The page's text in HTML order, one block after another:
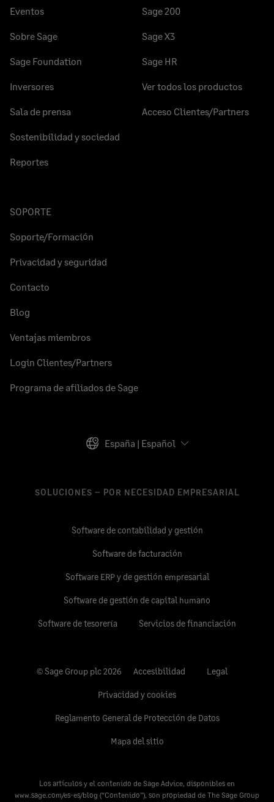
Eventos
Sobre Sage
Sage Foundation
Inversores
Sala de prensa
Sostenibilidad y sociedad
Reportes
Sage 200
Sage X3
Sage HR
Ver todos los productos
Acceso Clientes/Partners
SOPORTE
Soporte/Formación
Privacidad y seguridad
Contacto
Blog
Ventajas miembros
Login Clientes/Partners
Programa de afiliados de Sage
España | Español
SOLUCIONES – POR NECESIDAD EMPRESARIAL
Software de contabilidad y gestión
Software de facturación
Software ERP y de gestión empresarial
Software de gestión de capital humano
Software de tesorería Servicios de financiación
© Sage Group plc 2026 Accesibilidad Legal
Privacidad y cookies
Reglamento General de Protección de Datos
Mapa del sitio
Los artículos y el contenido de Sage Advice, disponibles en
www.sage.com/es-es/blog (“Contenido”), son propiedad de The Sage Group